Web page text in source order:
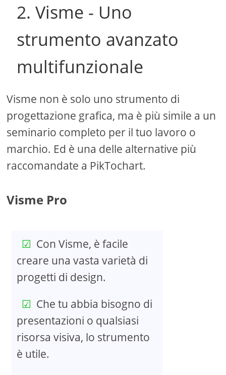
2. Visme - Uno
strumento avanzato
multifunzionale
Visme non è solo uno strumento di
progettazione grafica, ma è più simile a un
seminario completo per il tuo lavoro o
marchio. Ed è una delle alternative più
raccomandate a PikTochart.
Visme Pro
Con Visme, è facile
creare una vasta varietà di
progetti di design.
Che tu abbia bisogno di
presentazioni o qualsiasi
risorsa visiva, lo strumento
è utile.